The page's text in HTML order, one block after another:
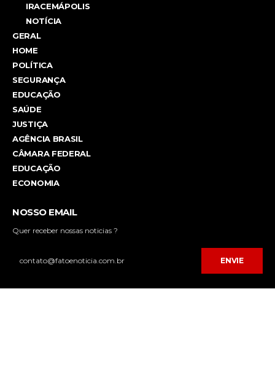
IRACEMÁPOLIS
NOTÍCIA
GERAL
HOME
POLÍTICA
SEGURANÇA
EDUCAÇÃO
SAÚDE
JUSTIÇA
AGÊNCIA BRASIL
CÂMARA FEDERAL
EDUCAÇÃO
ECONOMIA
NOSSO EMAIL
Quer receber nossas noticias ?
ENVIE